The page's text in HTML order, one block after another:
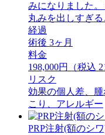
みになりました
丸みを出しすぎ
経過
術後 3ヶ月
料金
198,000円（税込
リスク
効果の個人差、
こり、アレルギー
PRP注射(額のシ